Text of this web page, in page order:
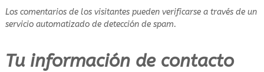
Los comentarios de los visitantes pueden verificarse a través de un
servicio automatizado de detección de spam.
Tu información de contacto